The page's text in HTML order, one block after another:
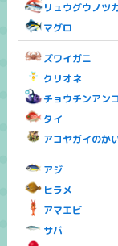
リュウグウノツ
マグロ
ズワイガニ
クリオネ
チョウチンアン
タイ
アコヤガイのか
アジ
ヒラメ
アマエビ
サバ